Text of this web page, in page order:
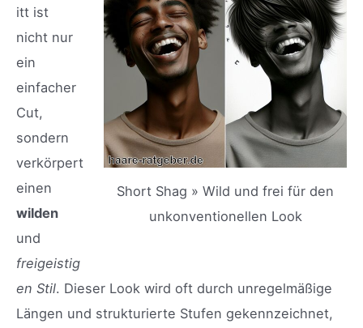
Short Shag » Wild und frei für den
unkonventionellen Look
itt ist
nicht nur
ein
einfacher
Cut,
sondern
verkörpert
einen
wilden
und
freigeistig
en Stil. Dieser Look wird oft durch unregelmäßige
Längen und strukturierte Stufen gekennzeichnet,